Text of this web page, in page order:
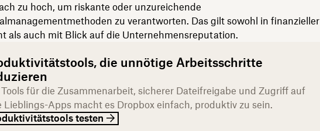
zu hoch, um riskante oder unzureichende
zu verantworten. Das gilt sowohl in finanzieller
als auch mit Blick auf die Unternehmensreputation.
die unnötige Arbeitsschritte
für die Zusammenarbeit, sicherer Dateifreigabe und Zugriff auf
Lieblings-Apps macht es Dropbox einfach, produktiv zu sein.
testen